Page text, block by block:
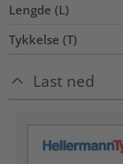
Lengde (L)
Tykkelse (T)
Last ned